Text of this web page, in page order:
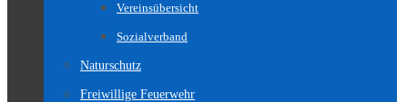
Vereinsübersicht
Sozialverband
Naturschutz
Freiwillige Feuerwehr